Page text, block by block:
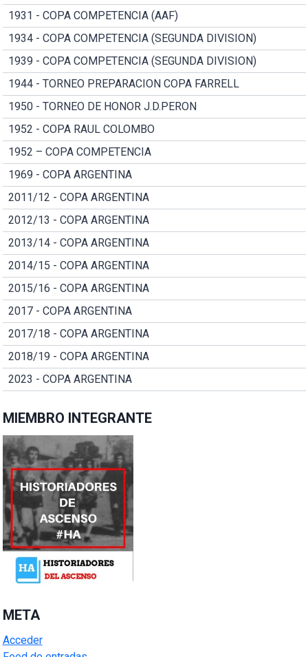
1931 - COPA COMPETENCIA (AAF)
1934 - COPA COMPETENCIA (SEGUNDA DIVISION)
1939 - COPA COMPETENCIA (SEGUNDA DIVISION)
1944 - TORNEO PREPARACION COPA FARRELL
1950 - TORNEO DE HONOR J.D.PERON
1952 - COPA RAUL COLOMBO
1952 – COPA COMPETENCIA
1969 - COPA ARGENTINA
2011/12 - COPA ARGENTINA
2012/13 - COPA ARGENTINA
2013/14 - COPA ARGENTINA
2014/15 - COPA ARGENTINA
2015/16 - COPA ARGENTINA
2017 - COPA ARGENTINA
2017/18 - COPA ARGENTINA
2018/19 - COPA ARGENTINA
2023 - COPA ARGENTINA
MIEMBRO INTEGRANTE
META
Acceder